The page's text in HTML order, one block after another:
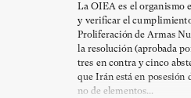
La OIEA es el organismo
y verificar el
Proliferación de Armas
la resolución (aprobada
tres en contra y cinco
que Irán está en posesión
no de elementos...